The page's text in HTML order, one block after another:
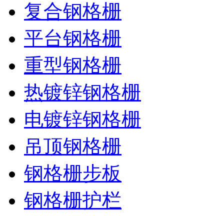
复合钢格栅
平台钢格栅
重型钢格栅
热镀锌钢格栅
电镀锌钢格栅
吊顶钢格栅
钢格栅步板
钢格栅护栏